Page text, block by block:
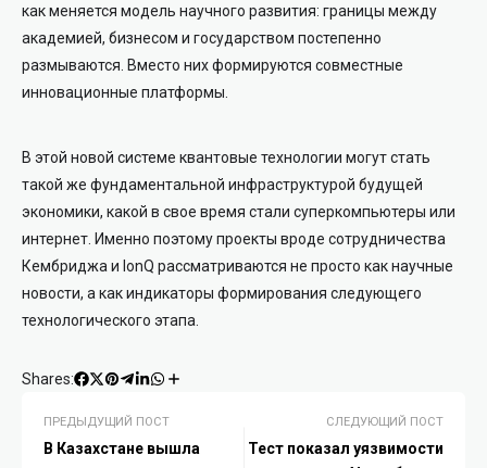
как меняется модель научного развития: границы между
академией, бизнесом и государством постепенно
размываются. Вместо них формируются совместные
инновационные платформы.
В этой новой системе квантовые технологии могут стать
такой же фундаментальной инфраструктурой будущей
экономики, какой в свое время стали суперкомпьютеры или
интернет. Именно поэтому проекты вроде сотрудничества
Кембриджа и IonQ рассматриваются не просто как научные
новости, а как индикаторы формирования следующего
технологического этапа.
Shares:
ПРЕДЫДУЩИЙ ПОСТ
В Казахстане вышла
СЛЕДУЮЩИЙ ПОСТ
Тест показал уязвимости